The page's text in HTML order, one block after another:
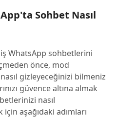
Sohbet Nasıl
WhatsApp sohbetlerini
önce, mod
gizleyeceğinizi bilmeniz
güvence altına almak
nasıl
aşağıdaki adımları